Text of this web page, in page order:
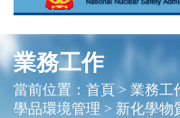
業務工作
當前位置： 首頁> 業務工
學品環境管理 > 新化學物